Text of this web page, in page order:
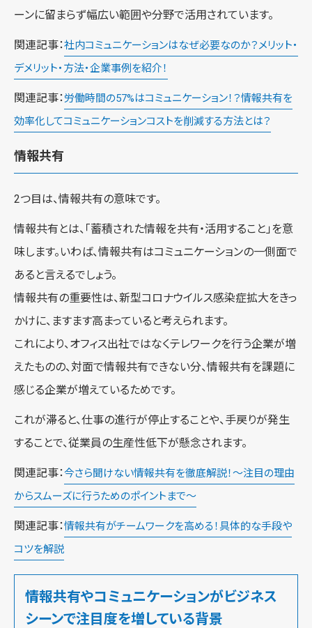
ーンに留まらず幅広い範囲や分野で活用されています。
関連記事：社内コミュニケーションはなぜ必要なのか？メリット・
デメリット・方法・企業事例を紹介！
関連記事： 労働時間の57%はコミュニケーション！？情報共有を
効率化してコミュニケーションコストを削減する方法とは？
情報共有
2つ目は、情報共有の意味です。
情報共有とは、「蓄積された情報を共有・活用すること」を意
味します。いわば、情報共有はコミュニケーションの一側面で
あると言えるでしょう。
情報共有の重要性は、新型コロナウイルス感染症拡大をきっ
かけに、ますます高まっていると考えられます。
これにより、オフィス出社ではなくテレワークを行う企業が増
えたものの、対面で情報共有できない分、情報共有を課題に
感じる企業が増えているためです。
これが滞ると、仕事の進行が停止することや、手戻りが発生
することで、従業員の生産性低下が懸念されます。
関連記事：今さら聞けない情報共有を徹底解説！～注目の理由
からスムーズに行うためのポイントまで～
関連記事：情報共有がチームワークを高める！具体的な手段や
コツを解説
情報共有やコミュニケーションがビジネス
シーンで注目度を増している背景